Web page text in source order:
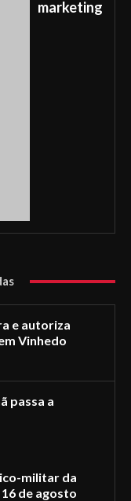
marketing
e autoriza
Vinhedo
passa a
militar da
de agosto